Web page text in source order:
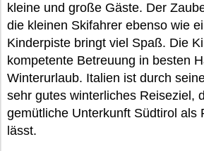
kleine und große Gäste. Der
die kleinen Skifahrer ebenso wie
Kinderpiste bringt viel Spaß. Die
kompetente Betreuung in besten
Winterurlaub. Italien ist durch
sehr gutes winterliches Reiseziel,
gemütliche Unterkunft Südtirol als
lässt.